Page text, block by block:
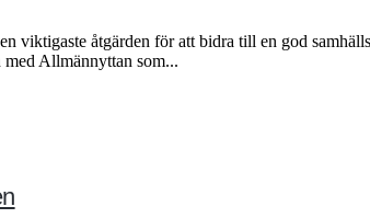
viktigaste åtgärden för att bidra till en god
Allmännyttan som...